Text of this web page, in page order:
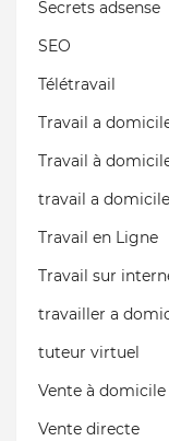
Secrets adsense
SEO
Télétravail
Travail a
Travail à
travail a
Travail en Ligne
Travail sur
travailler a
tuteur virtuel
Vente à domicile
Vente directe